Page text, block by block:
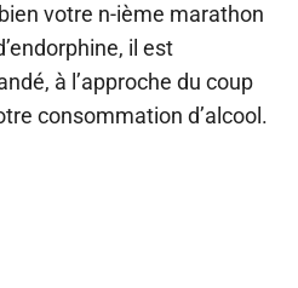
votre n-ième marathon
il est
à l’approche du coup
consommation d’alcool.